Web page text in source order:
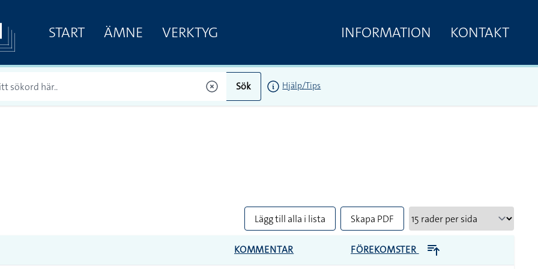
START ÄMNE VERKTYG INFORMATION KONTAKT
Sök Hjälp/Tips
Lägg till alla i lista Skapa PDF
KOMMENTAR FÖREKOMSTER